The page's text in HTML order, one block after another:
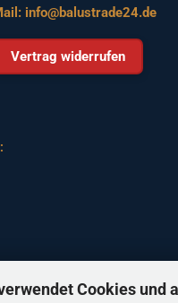
Cookies und
info@balustrade24.de
Vertrag widerrufen